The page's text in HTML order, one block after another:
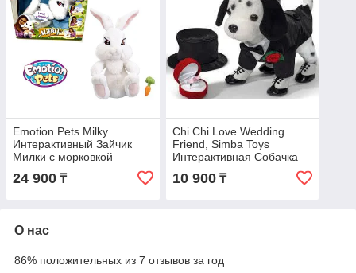
Emotion Pets Milky
Интерактивный Зайчик
Милки с морковкой
24 900 ₸
Chi Chi Love Wedding
Friend, Simba Toys
Интерактивная Собачка
10 900₸
О нас
86% положительных из 7 отзывов за год